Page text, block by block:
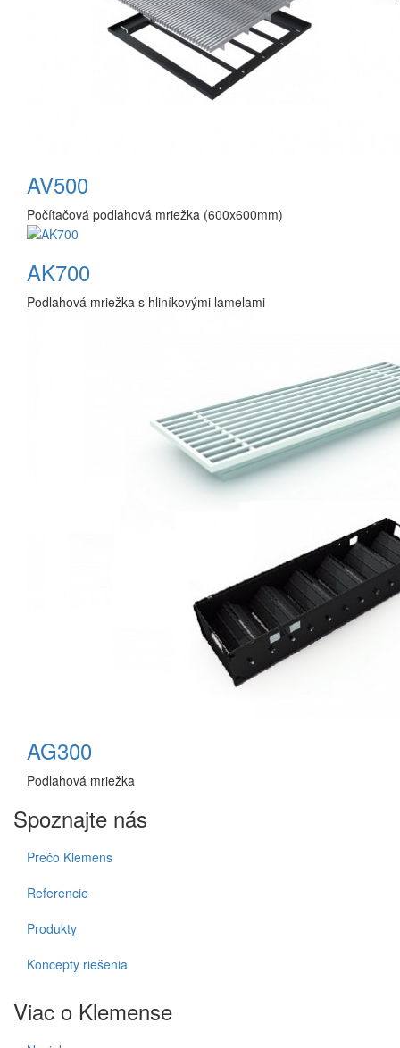
AV500
Počítačová podlahová mriežka (600x600mm)
AK700
Podlahová mriežka s hliníkovými lamelami
AG300
Podlahová mriežka
Spoznajte nás
Prečo Klemens
Referencie
Produkty
Koncepty riešenia
Viac o Klemense